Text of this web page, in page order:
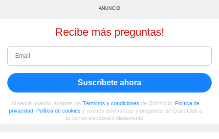
ANUNCIO
Recibe más preguntas!
Suscríbete ahora
Al seguir usando, aceptas los Términos y condiciones de Quizzclub, Política de
privacidad, Política de cookies y recibes adivinanzas y preguntas de QuizzClub a
tu correo electrónico diariamente.